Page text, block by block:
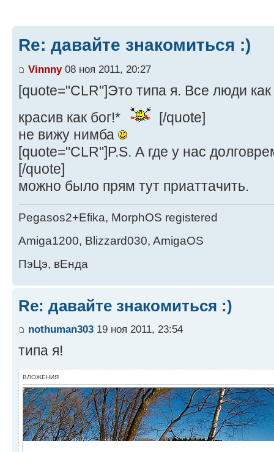
Re: давайте знакомиться :)
Vinnny08 ноя 2011, 20:27
[quote="CLR"]Это типа я. Все люди
красив как бог!*
[/quote]
не вижу нимба
[quote="CLR"]P.S. А где у нас
[/quote]
можно было прям тут приаттачить.
Pegasos2+Efika, MorphOS registered
Amiga1200, Blizzard030, AmigaOS
ПэЦэ, вЕнда
Re: давайте знакомиться :)
nothuman303 19 ноя 2011, 23:54
типа я!
ВЛОЖЕНИЯ